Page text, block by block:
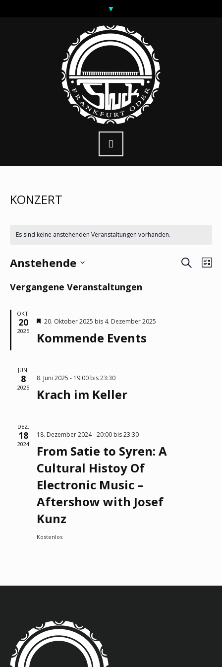
KONZERT
Es sind keine anstehenden Veranstaltungen vorhanden.
Suche
Anstehende
wählen.
Vergangene Veranstaltungen
OKT.
20
2025
Hervorgehoben
20. Oktober 2025 bis 4. Dezember 2025
Kommende Events
JUNI
8
2025
8. Juni 2025 - 19:00 bis23:30
Krach im Keller
DEZ.
18
2024
18. Dezember 2024 - 20:00 bis23:30
From Satie to Syren: A
Cultural Histoy Of
Electronic Music –
Aftershow with Josef
Kunz
Kostenlos